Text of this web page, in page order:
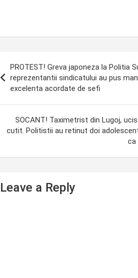
PROTEST! Greva japoneza la Politia
reprezentantii sindicatului au pus
excelenta acordate de sefi
SOCANT! Taximetrist din Lugoj,
cutit. Politistii au retinut doi
ca
Leave a Reply